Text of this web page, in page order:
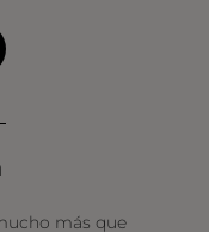
más que